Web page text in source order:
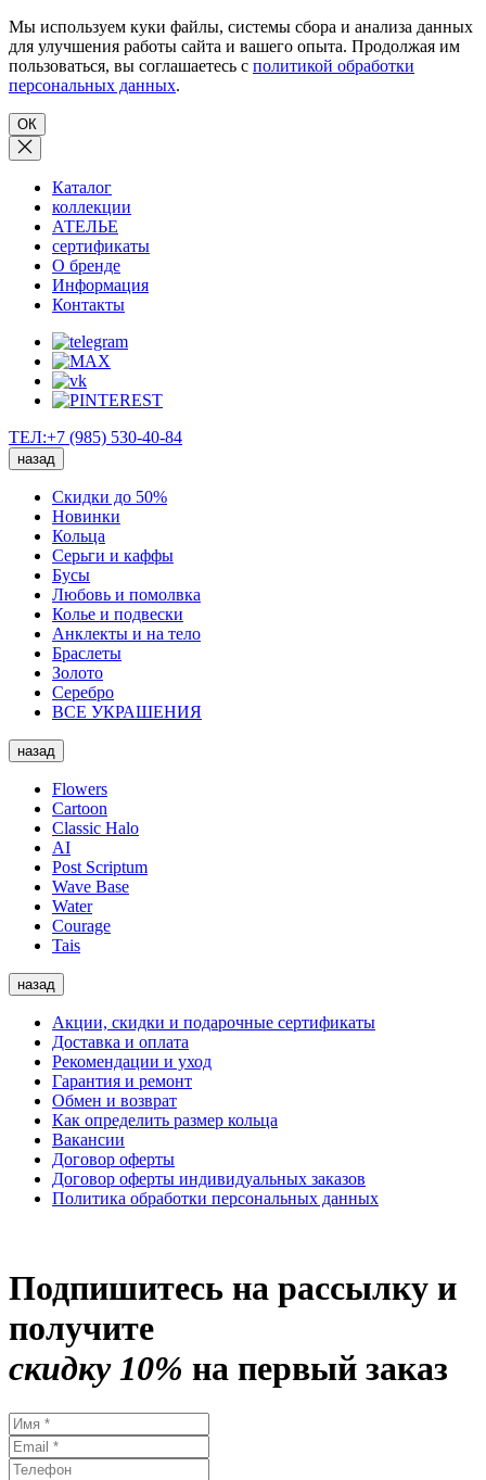
Мы используем куки файлы, системы сбора и анализа данных
для улучшения работы сайта и вашего опыта. Продолжая им
пользоваться, вы соглашаетесь с политикой обработки
персональных данных.
ОК
Каталог
коллекции
АТЕЛЬЕ
сертификаты
О бренде
Информация
Контакты
ТЕЛ:+7 (985) 530-40-84
назад
Скидки до 50%
Новинки
Кольца
Серьги и каффы
Бусы
Любовь и помолвка
Колье и подвески
Анклекты и на тело
Браслеты
Золото
Серебро
ВСЕ УКРАШЕНИЯ
назад
Flowers
Cartoon
Classic Halo
AI
Post Scriptum
Wave Base
Water
Courage
Tais
назад
Акции, скидки и подарочные сертификаты
Доставка и оплата
Рекомендации и уход
Гарантия и ремонт
Обмен и возврат
Как определить размер кольца
Вакансии
Договор оферты
Договор оферты индивидуальных заказов
Политика обработки персональных данных
Подпишитесь на рассылку и
получите
скидку 10% на первый заказ